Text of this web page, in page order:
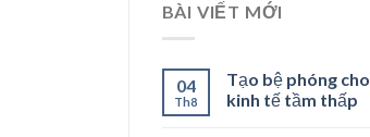
BÀI VIẾT MỚI
04
Th8
Tạo bệ phóng cho
kinh tế tầm thấp